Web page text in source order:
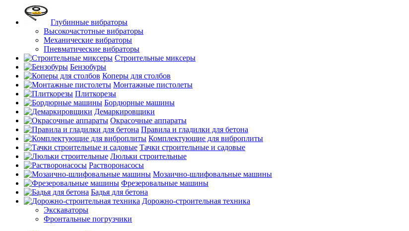
Глубинные вибраторы
Высокочастотные вибраторы
Механические вибраторы
Пневматические вибраторы
Строительные миксеры
Бензобуры
Коперы для столбов
Монтажные пистолеты
Плиткорезы
Бордюрные машины
Демаркировщики
Окрасочные аппараты
Правила и гладилки для бетона
Комплектующие для виброплиты
Тачки строительные и садовые
Люльки строительные
Растворонасосы
Мозаично-шлифовальные машины
Фрезеровальные машины
Бадья для бетона
Дорожно-строительная техника
Экскаваторы
Фронтальные погрузчики